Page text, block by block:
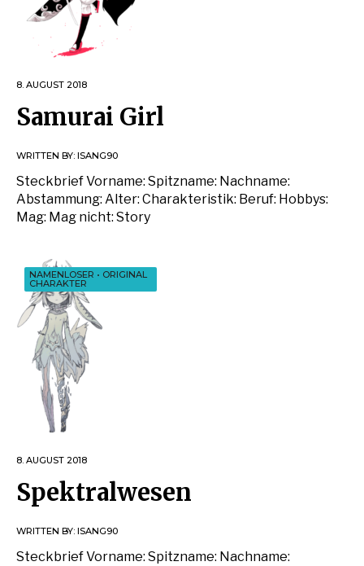
8. AUGUST 2018
Samurai Girl
WRITTEN BY: ISANG90
Steckbrief Vorname: Spitzname: Nachname:
Abstammung: Alter: Charakteristik: Beruf: Hobbys:
Mag: Mag nicht: Story
NAMENLOSER • ORIGINAL
CHARAKTER
8. AUGUST 2018
Spektralwesen
WRITTEN BY: ISANG90
Steckbrief Vorname: Spitzname: Nachname: